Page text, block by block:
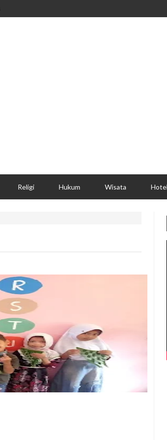
Religi Hukum Wisata Hotel